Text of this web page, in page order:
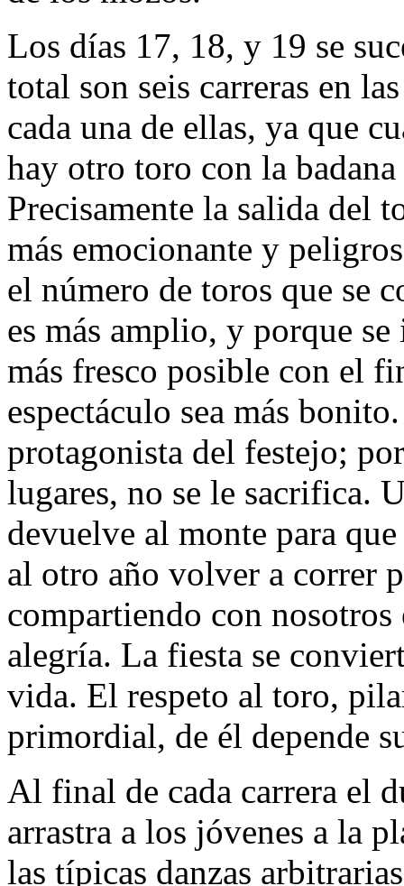
Los días 17, 18, y 19 se
total son seis carreras en
cada una de ellas, ya que
hay otro toro con la
Precisamente la salida del
más emocionante y
el número de toros que se
es más amplio, y porque
más fresco posible con el
espectáculo sea más
protagonista del festejo;
lugares, no se le sacrifica.
devuelve al monte para
al otro año volver a correr
compartiendo con
alegría. La fiesta se
vida. El respeto al toro,
primordial, de él depende
Al final de cada carrera el
arrastra a los jóvenes a la
las típicas danzas